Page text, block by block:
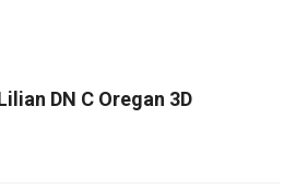
DN С Oregan 3D